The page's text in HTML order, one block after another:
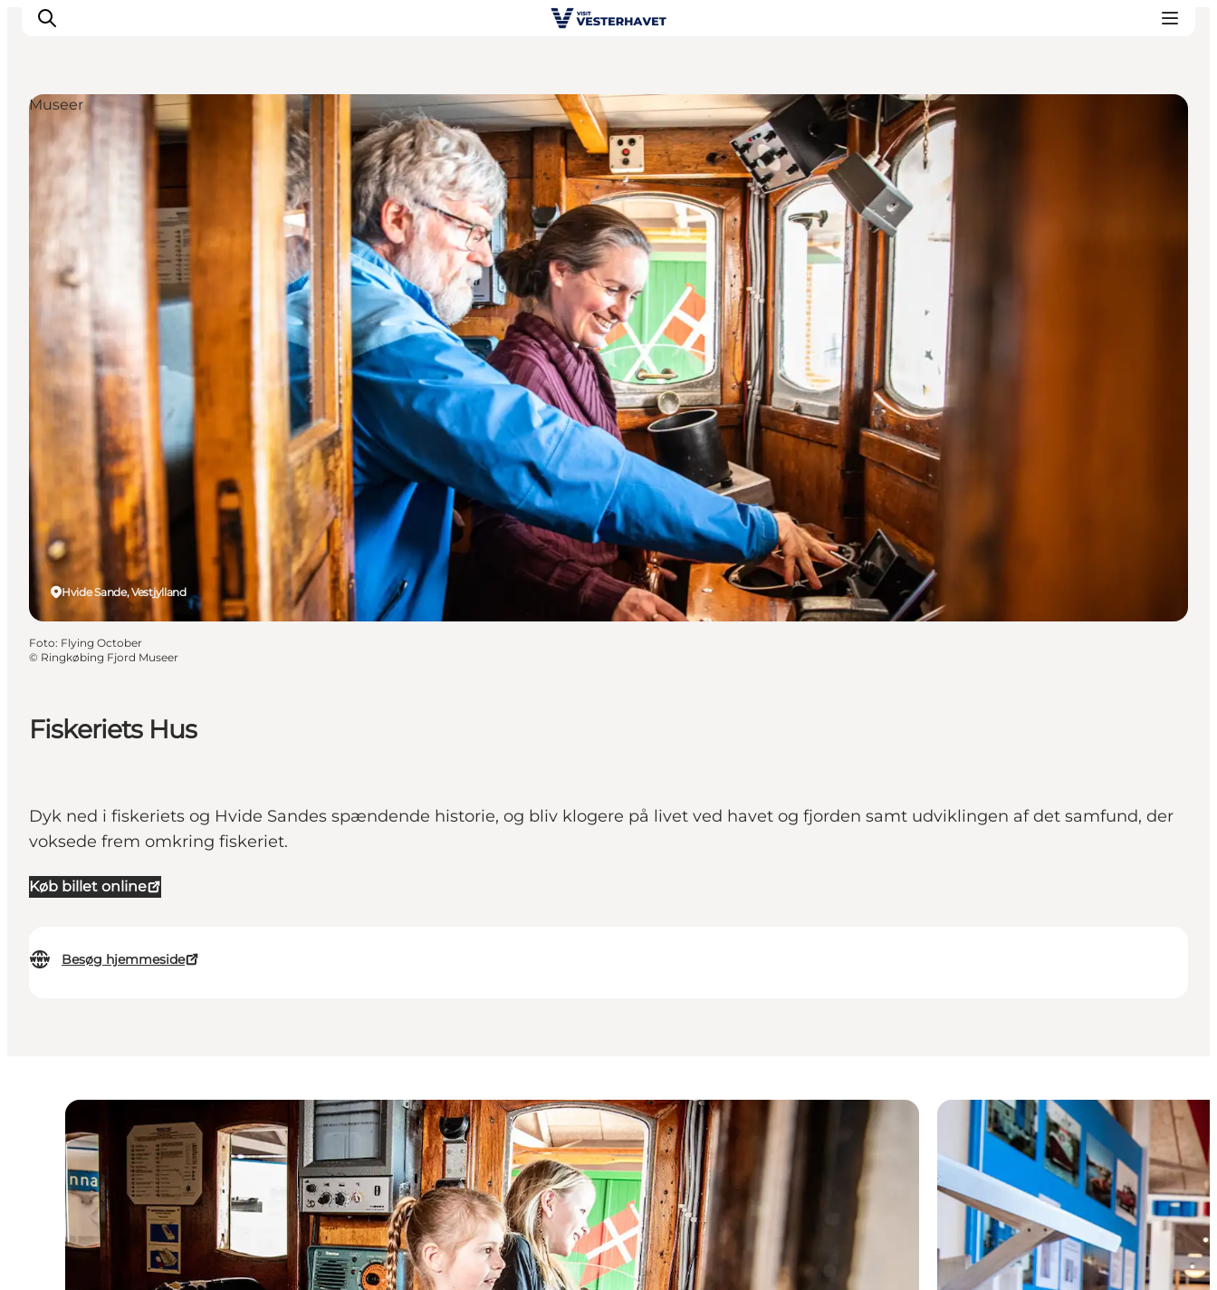
Det sker
Oplevelser
Vores Byer
Mad & Overnatning
Køb billet
Planlæg din ferie
Fiskeriets Hus
Dyk ned i fiskeriets og Hvide Sandes spændende historie, og bliv klogere på livet ved havet og fjorden samt udviklingen af det samfund, der
voksede frem omkring fiskeriet.
Køb billet online
Besøg hjemmeside
Hvide Sande, Vestjylland
Museer
Foto: Flying October
© Ringkøbing Fjord Museer